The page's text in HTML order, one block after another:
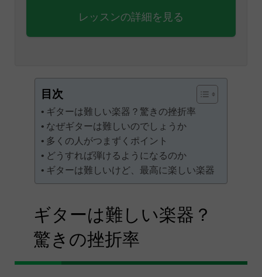
レッスンの詳細を見る
目次
ギターは難しい楽器？驚きの挫折率
なぜギターは難しいのでしょうか
多くの人がつまずくポイント
どうすれば弾けるようになるのか
ギターは難しいけど、最高に楽しい楽器
ギターは難しい楽器？
驚きの挫折率